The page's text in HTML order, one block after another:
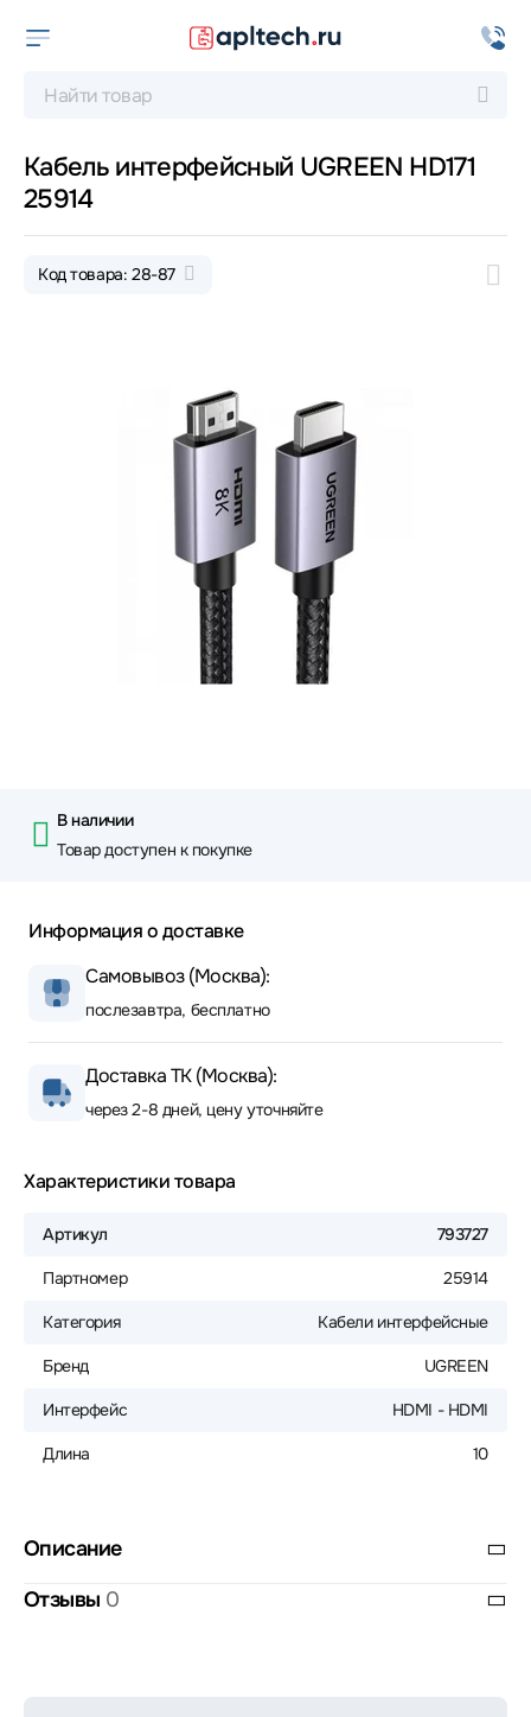
Кабель интерфейсный UGREEN HD171
25914
Код товара: 28-87
В наличии
Товар доступен к покупке
Информация о доставке
Самовывоз (Москва):
послезавтра, бесплатно
Доставка ТК (Москва):
через 2-8 дней, цену уточняйте
Характеристики товара
Артикул 793727
Партномер 25914
Категория Кабели интерфейсные
Бренд UGREEN
Интерфейс HDMI - HDMI
Длина 10
Описание
Отзывы 0